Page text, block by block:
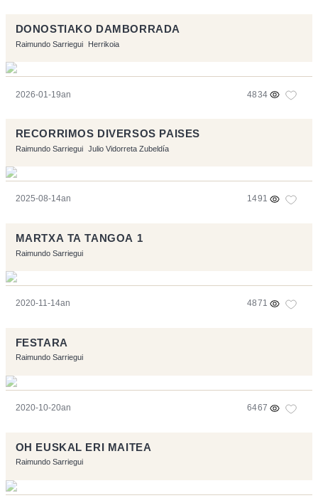
DONOSTIAKO DAMBORRADA
Raimundo Sarriegui Herrikoia
2026-01-19an 4834
RECORRIMOS DIVERSOS PAISES
Raimundo Sarriegui Julio Vidorreta Zubeldía
2025-08-14an 1491
MARTXA TA TANGOA 1
Raimundo Sarriegui
2020-11-14an 4871
FESTARA
Raimundo Sarriegui
2020-10-20an 6467
OH EUSKAL ERI MAITEA
Raimundo Sarriegui